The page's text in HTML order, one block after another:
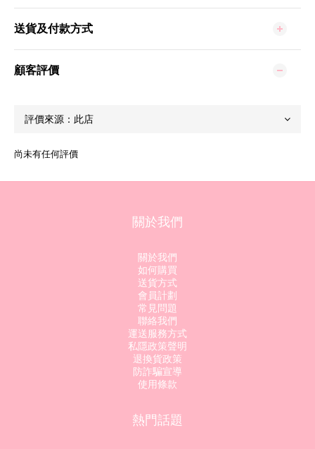
送貨及付款方式
顧客評價
尚未有任何評價
關於我們
關於我們
如何購買
送貨方式
會員計劃
常見問題
聯絡我們
運送服務方式
私隱政策聲明
退換貨政策
防詐騙宣導
使用條款
熱門話題